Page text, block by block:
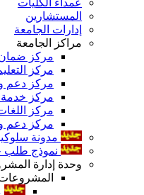
المستشارين
إدارات الجامعة
مراكز الجامعة
مركز ضمان
مركز
مركز دعم
مركز خدمة
مركز
مركز دعم
مدونة
نموذج طلب
وحدة إدارة
المشروعات